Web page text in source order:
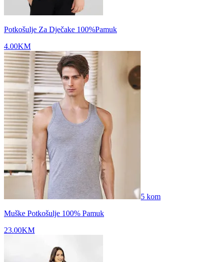
Potkošulje Za Dječake 100%Pamuk
4.00KM
5 kom
Muške Potkošulje 100% Pamuk
23.00KM